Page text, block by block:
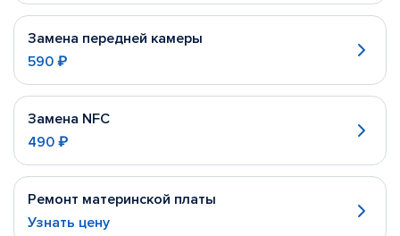
Замена передней камеры
590 ₽
Замена NFC
490 ₽
Ремонт материнской платы
Узнать цену